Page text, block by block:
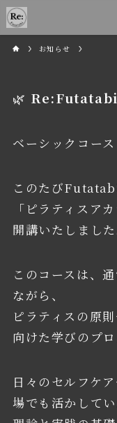
お知らせ
🌿 Re:Futatabi
ベーシックコー
このたびFutatabi
「ピラティスア
開講いたしました
このコースは、
ながら、
ピラティスの原
向けた学びのプロ
日々のセルフケ
場でも活かしてい